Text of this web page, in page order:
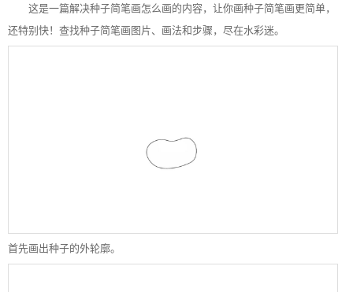
这是一篇解决种子简笔画怎么画的内容，让你画种子简笔画更简单，
还特别快！查找种子简笔画图片、画法和步骤，尽在水彩迷。
首先画出种子的外轮廓。